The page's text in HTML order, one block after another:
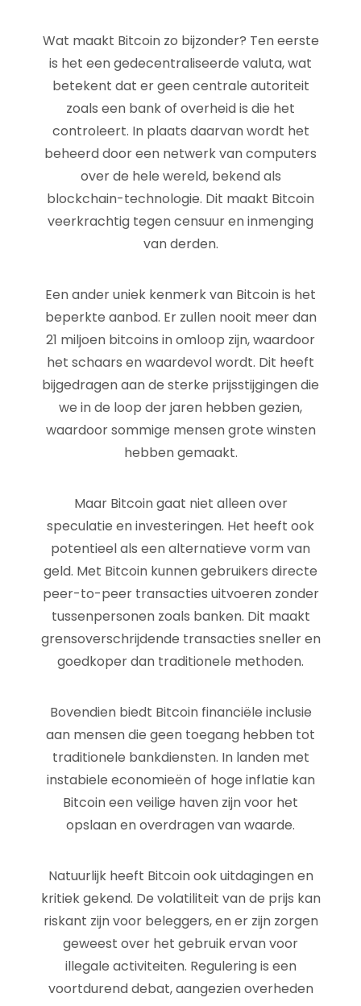
Wat maakt Bitcoin zo bijzonder? Ten eerste
is het een gedecentraliseerde valuta, wat
betekent dat er geen centrale autoriteit
zoals een bank of overheid is die het
controleert. In plaats daarvan wordt het
beheerd door een netwerk van computers
over de hele wereld, bekend als
blockchain-technologie. Dit maakt Bitcoin
veerkrachtig tegen censuur en inmenging
van derden.
Een ander uniek kenmerk van Bitcoin is het
beperkte aanbod. Er zullen nooit meer dan
21 miljoen bitcoins in omloop zijn, waardoor
het schaars en waardevol wordt. Dit heeft
bijgedragen aan de sterke prijsstijgingen die
we in de loop der jaren hebben gezien,
waardoor sommige mensen grote winsten
hebben gemaakt.
Maar Bitcoin gaat niet alleen over
speculatie en investeringen. Het heeft ook
potentieel als een alternatieve vorm van
geld. Met Bitcoin kunnen gebruikers directe
peer-to-peer transacties uitvoeren zonder
tussenpersonen zoals banken. Dit maakt
grensoverschrijdende transacties sneller en
goedkoper dan traditionele methoden.
Bovendien biedt Bitcoin financiële inclusie
aan mensen die geen toegang hebben tot
traditionele bankdiensten. In landen met
instabiele economieën of hoge inflatie kan
Bitcoin een veilige haven zijn voor het
opslaan en overdragen van waarde.
Natuurlijk heeft Bitcoin ook uitdagingen en
kritiek gekend. De volatiliteit van de prijs kan
riskant zijn voor beleggers, en er zijn zorgen
geweest over het gebruik ervan voor
illegale activiteiten. Regulering is een
voortdurend debat, aangezien overheden